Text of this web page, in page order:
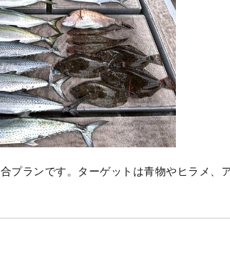
プランです。ターゲットは青物やヒラメ、